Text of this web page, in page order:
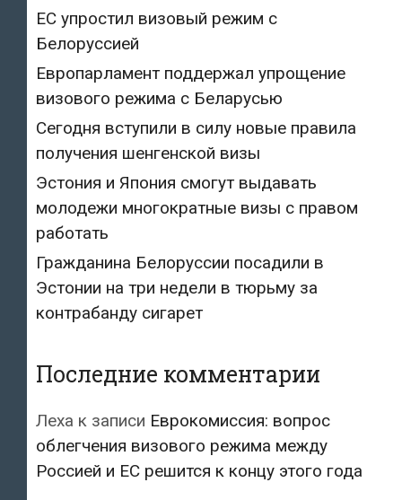
ЕС упростил визовый режим с
Белоруссией
Европарламент поддержал упрощение
визового режима с Беларусью
Сегодня вступили в силу новые правила
получения шенгенской визы
Эстония и Япония смогут выдавать
молодежи многократные визы с правом
работать
Гражданина Белоруссии посадили в
Эстонии на три недели в тюрьму за
контрабанду сигарет
Последние комментарии
Леха к записи Еврокомиссия: вопрос
облегчения визового режима между
Россией и ЕС решится к концу этого года